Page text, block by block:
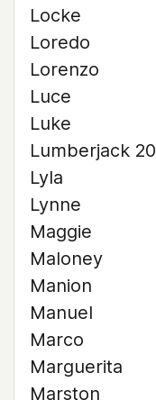
Locke
Loredo
Lorenzo
Luce
Luke
Lumberjack 20
Lyla
Lynne
Maggie
Maloney
Manion
Manuel
Marco
Marguerita
Marston